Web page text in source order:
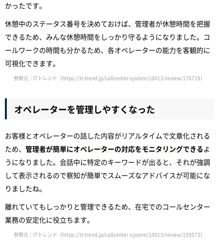
かったです。
休憩中のステータス番号を決めておけば、管理者が休憩時間を把握
できるため、みんな休憩時間をしっかり守るようになりました。コ
ールワークの時間も分かるため、各オペレーターの能力を客観的に
可視化できます。
参照元：ITトレンド（https://it-trend.jp/callcenter-system/10013/review/176719）
オペレーターを管理しやすくなった
お客様とオペレーターの話した内容がリアルタイムで文章化される
ため、 管理者が簡単にオペレーターの対応をモニタリングできるよ
うになりました。会話中に特定のキーワードが出ると、それが強調
して表示されるので察知が簡単でスムーズなアドバイスが可能にな
りましたね。
離れていてもしっかりと管理できるため、在宅でのコールセンター
業務の安定化に役立ちます。
参照元：ITトレンド（https://it-trend.jp/callcenter-system/10013/review/159572）